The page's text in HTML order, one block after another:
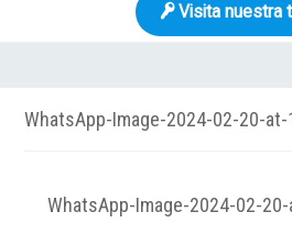
Visita nuestra
WhatsApp-Image-2024-02-20-at-
WhatsApp-Image-2024-02-